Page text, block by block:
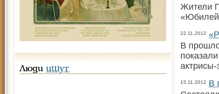
Люди ищут
Жители
22.11.2012
В
актрисы-
15.11.2012
В